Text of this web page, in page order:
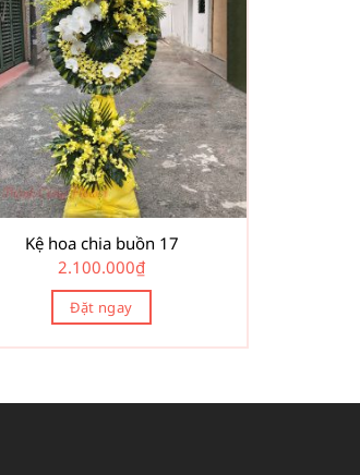
Kệ hoa chia buồn 17
2.100.000₫
Đặt ngay